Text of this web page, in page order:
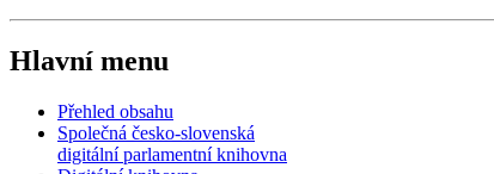
Hlavní menu
Přehled obsahu
Společná česko-slovenská
digitální parlamentní knihovna